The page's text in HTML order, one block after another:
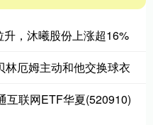
，沐曦股份上涨超16%
厄姆主动和他交换球衣
互联网ETF华夏(520910)